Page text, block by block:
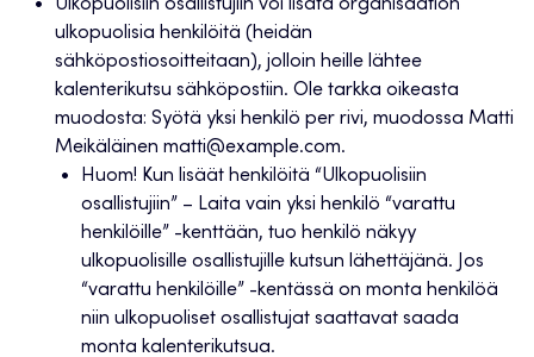
Ulkopuolisiin osallistujiin voi lisätä organisaation
ulkopuolisia henkilöitä (heidän
sähköpostiosoitteitaan), jolloin heille lähtee
kalenterikutsu sähköpostiin. Ole tarkka oikeasta
muodosta: Syötä yksi henkilö per rivi, muodossa Matti
Meikäläinen matti@example.com.
Huom! Kun lisäät henkilöitä “Ulkopuolisiin
osallistujiin” – Laita vain yksi henkilö “varattu
henkilöille” -kenttään, tuo henkilö näkyy
ulkopuolisille osallistujille kutsun lähettäjänä. Jos
“varattu henkilöille” -kentässä on monta henkilöä
niin ulkopuoliset osallistujat saattavat saada
monta kalenterikutsua.